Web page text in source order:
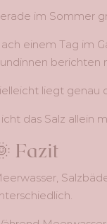
im Sommer
einem Tag im
berichten
liegt genau
das Salz allein
Fazit